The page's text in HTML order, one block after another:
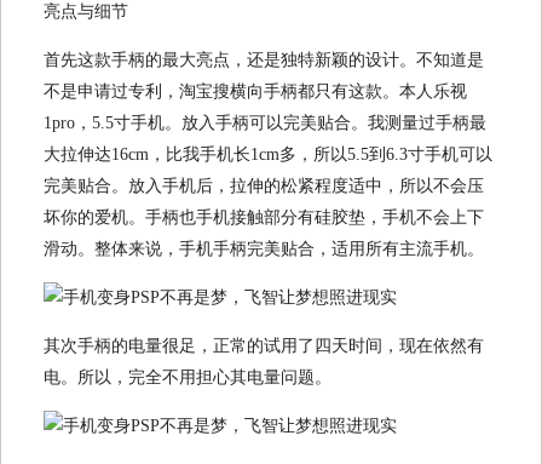
亮点与细节
首先这款手柄的最大亮点，还是独特新颖的设计。不知道是
不是申请过专利，淘宝搜横向手柄都只有这款。本人乐视
1pro，5.5寸手机。放入手柄可以完美贴合。我测量过手柄最
大拉伸达16cm，比我手机长1cm多，所以5.5到6.3寸手机可以
完美贴合。放入手机后，拉伸的松紧程度适中，所以不会压
坏你的爱机。手柄也手机接触部分有硅胶垫，手机不会上下
滑动。整体来说，手机手柄完美贴合，适用所有主流手机。
其次手柄的电量很足，正常的试用了四天时间，现在依然有
电。所以，完全不用担心其电量问题。